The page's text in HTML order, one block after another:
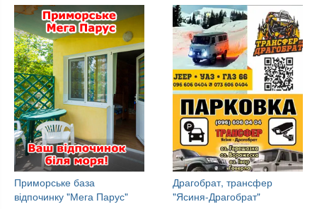
Приморське база
відпочинку "Мега Парус"
Драгобрат, трансфер
"Ясиня-Драгобрат"